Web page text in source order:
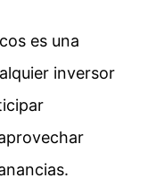
es una
inversor